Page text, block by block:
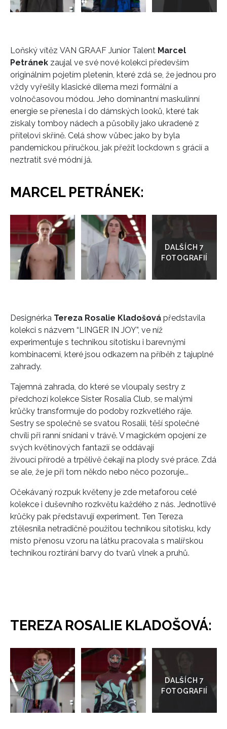
Loňský vítěz VAN GRAAF Junior Talent Marcel
Petránek zaujal ve své nové kolekci především
originálním pojetím pletenin, které zdá se, že jednou pro
vždy vyřešily klasické dilema mezi formální a
volnočasovou módou. Jeho dominantní maskulinní
energie se přenesla i do dámských looků, které tak
získaly tomboy nádech a působily jako ukradené z
přítelovi skříně. Celá show vůbec jako by byla
pandemickou příručkou, jak přežít lockdown s grácií a
neztratit své módní já.
MARCEL PETRÁNEK:
Přejít
do
galerie
Designérka Tereza Rosalie Kladošová představila
kolekci s názvem “LINGER IN JOY”, ve níž
experimentuje s technikou sítotisku i barevnými
kombinacemi, které jsou odkazem na příběh z tajuplné
zahrady.
Tajemná zahrada, do které se vloupaly sestry z
předchozí kolekce Sister Rosalia Club, se malými
krůčky transformuje do podoby rozkvetlého ráje.
Sestry se společně se svatou Rosalií, těší společné
chvíli při ranní snídani v trávě. V magickém opojení ze
svých květinových fantazií se oddávají
živoucí přírodě a trpělivě čekají na plody své práce. Zdá
se ale, že je při tom někdo nebo něco pozoruje...
Očekávaný rozpuk květeny je zde metaforou celé
kolekce i duševního rozkvětu každého z nás. Jednotlivé
krůčky pak představují experiment. Ten Tereza
ztělesnila netradičně použitou technikou sítotisku, kdy
místo přenosu vzoru na látku pracovala s malířskou
technikou roztírání barvy do tvarů vlnek a pruhů.
TEREZA ROSALIE KLADOŠOVÁ:
galerie